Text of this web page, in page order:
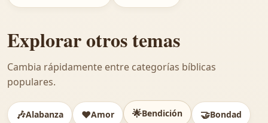
Explorar otros temas
Cambia rápidamente entre categorías bíblicas
populares.
🎶Alabanza ❤️Amor 🌟Bendición 🤝Bondad